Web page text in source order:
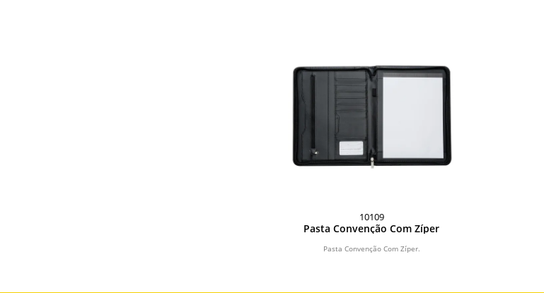
10109
Pasta Convenção Com Zíper
Pasta Convenção Com Zíper.